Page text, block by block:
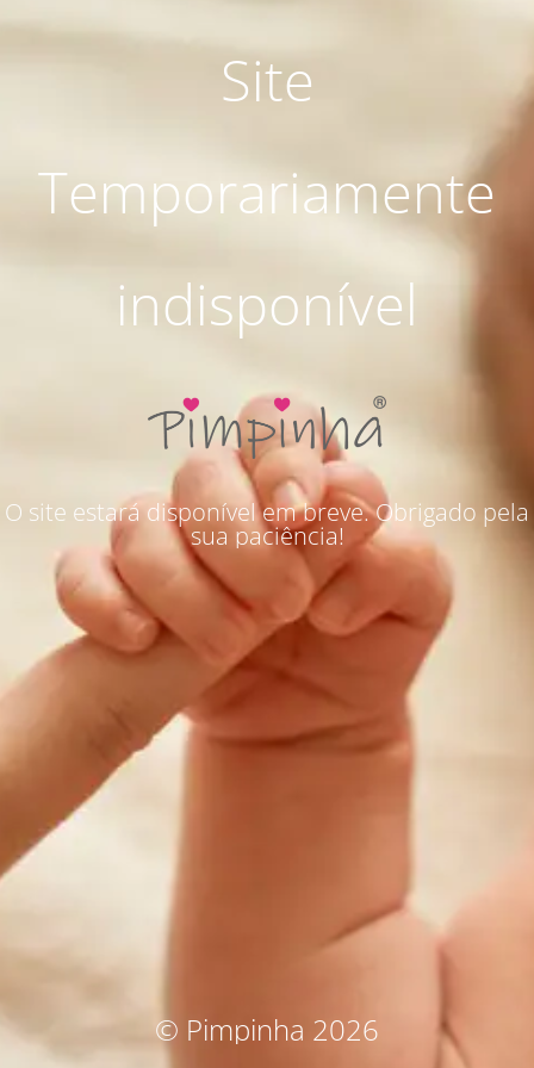
Site
Temporariamente
indisponível
O site estará disponível em breve. Obrigado pela
sua paciência!
© Pimpinha 2026